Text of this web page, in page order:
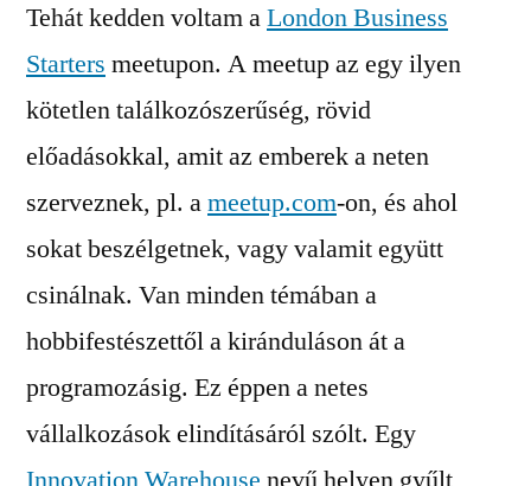
Tehát kedden voltam aLondon Business
Starters meetupon. A meetup az egy ilyen
kötetlen találkozószerűség, rövid
előadásokkal, amit az emberek a neten
szerveznek, pl. ameetup.com-on, és ahol
sokat beszélgetnek, vagy valamit együtt
csinálnak. Van minden témában a
hobbifestészettől a kiránduláson át a
programozásig. Ez éppen a netes
vállalkozások elindításáról szólt. Egy